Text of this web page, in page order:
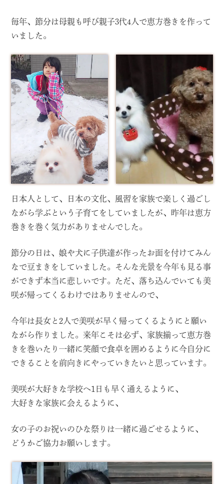
毎年、節分は母親も呼び親子3代4人で恵方巻きを作って
いました。
日本人として、日本の文化、風習を家族で楽しく過ごし
ながら学ぶという子育てをしていましたが、昨年は恵方
巻きを巻く気力がありませんでした。
節分の日は、娘や犬に子供達が作ったお面を付けてみん
なで豆まきをしていました。そんな光景を今年も見る事
ができず本当に悲しいです。ただ、落ち込んでいても美
咲が帰ってくるわけではありませんので、
今年は長女と2人で美咲が早く帰ってくるようにと願い
ながら作りました。来年こそは必ず、家族揃って恵方巻
きを巻いたり一緒に笑顔で食卓を囲めるように今自分に
できることを前向きにやっていきたいと思っています。
美咲が大好きな学校へ1日も早く通えるように、
大好きな家族に会えるように、
女の子のお祝いのひな祭りは一緒に過ごせるように、
どうかご協力お願いします。